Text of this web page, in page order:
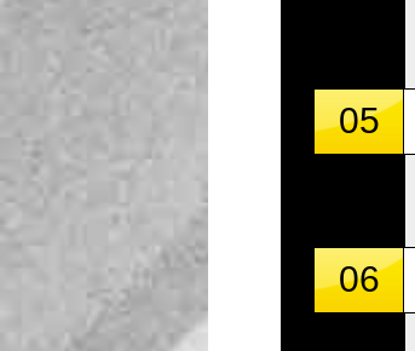
05
06